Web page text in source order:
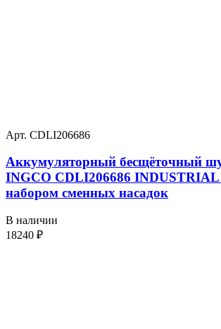
Арт. CDLI206686
Аккумуляторный бесщёточный
INGCO CDLI206686
набором сменных насадок
В наличии
18240 ₽